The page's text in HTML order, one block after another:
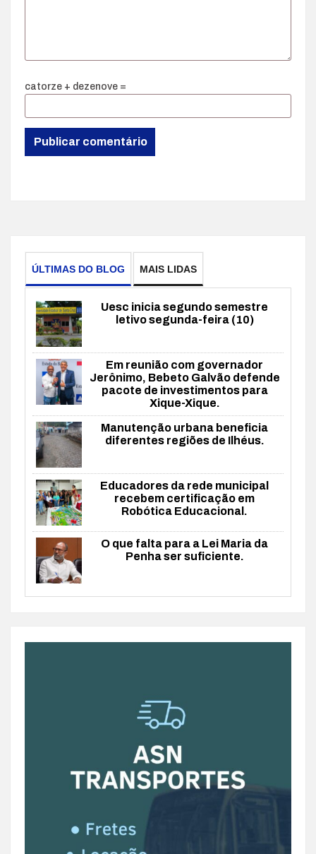
catorze + dezenove =
ÚLTIMAS DO BLOG MAIS LIDAS
Uesc inicia segundo semestre
letivo segunda-feira (10)
Em reunião com governador
Jerônimo, Bebeto Galvão defende
pacote de investimentos para
Xique-Xique.
Manutenção urbana beneficia
diferentes regiões de Ilhéus.
Educadores da rede municipal
recebem certificação em
Robótica Educacional.
O que falta para a Lei Maria da
Penha ser suficiente.